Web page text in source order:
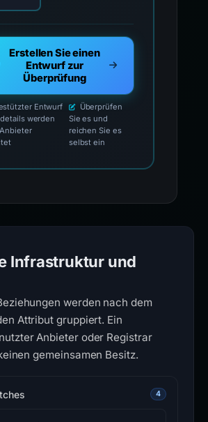
Erstellen Sie einen
Entwurf zur
Überprüfung
Entwurf
werden
Überprüfen
Sie es und
reichen Sie es
selbst ein
Infrastruktur und
werden nach dem
Attribut gruppiert. Ein
Anbieter oder Registrar
gemeinsamen Besitz.
4